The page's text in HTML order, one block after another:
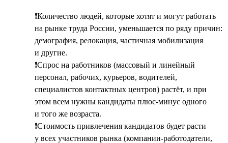
❗Количество людей, которые хотят и могут работать
на рынке труда России, уменьшается по ряду причин:
демография, релокация, частичная мобилизация
и другие.
❗Спрос на работников (массовый и линейный
персонал, рабочих, курьеров, водителей,
специалистов контактных центров) растёт, и при
этом всем нужны кандидаты плюс-минус одного
и того же возраста.
❗Стоимость привлечения кандидатов будет расти
у всех участников рынка (компании-работодатели,